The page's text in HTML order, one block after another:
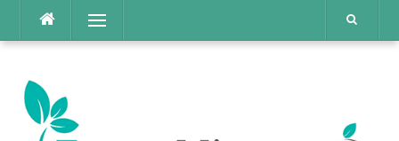
contenu
Menu